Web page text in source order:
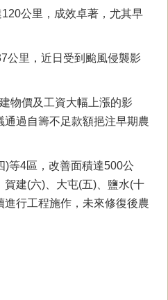
公里，成效卓著，尤其早
公里，近日受到颱風侵襲影
物價及工資大幅上漲的影
過自籌不足款額挹注早期農
)等4區，改善面積達500公
建(六)、大屯(五)、鹽水(十
行工程施作，未來修復後農